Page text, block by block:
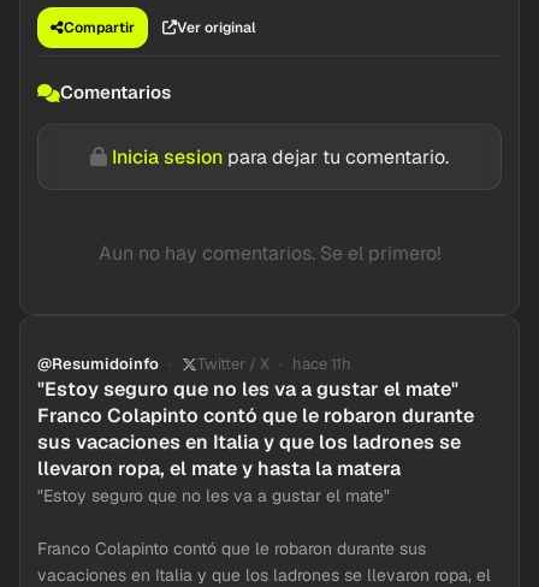
Compartir Ver original
Comentarios
Inicia sesion para dejar tu comentario.
Aun no hay comentarios. Se el primero!
@Resumidoinfo Twitter / X hace 11h
"Estoy seguro que no les va a gustar el mate"
Franco Colapinto contó que le robaron durante
sus vacaciones en Italia y que los ladrones se
llevaron ropa, el mate y hasta la matera
"Estoy seguro que no les va a gustar el mate"
Franco Colapinto contó que le robaron durante sus
vacaciones en Italia y que los ladrones se llevaron ropa, el